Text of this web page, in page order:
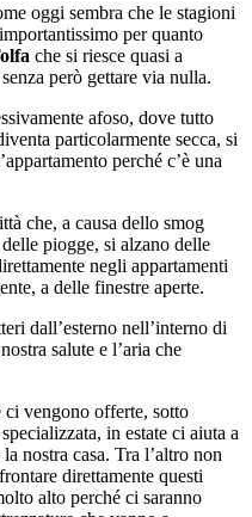
oggi sembra che le stagioni
per quanto
che si riesce quasi a
però gettare via nulla.
afoso, dove tutto
particolarmente secca, si
perché c’è una
che, a causa dello smog
piogge, si alzano delle
negli appartamenti
a delle finestre aperte.
dall’esterno nell’interno di
salute e l’aria che
ci vengono offerte, sotto
in estate ci aiuta a
nostra casa. Tra l’altro non
direttamente questi
alto perché ci saranno